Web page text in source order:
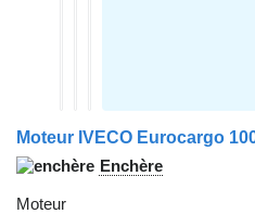
Moteur IVECO Eurocargo
Enchère
Moteur